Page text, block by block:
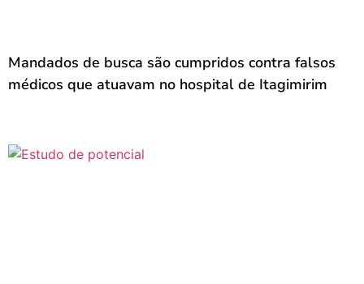
Mandados de busca são cumpridos contra falsos
médicos que atuavam no hospital de Itagimirim